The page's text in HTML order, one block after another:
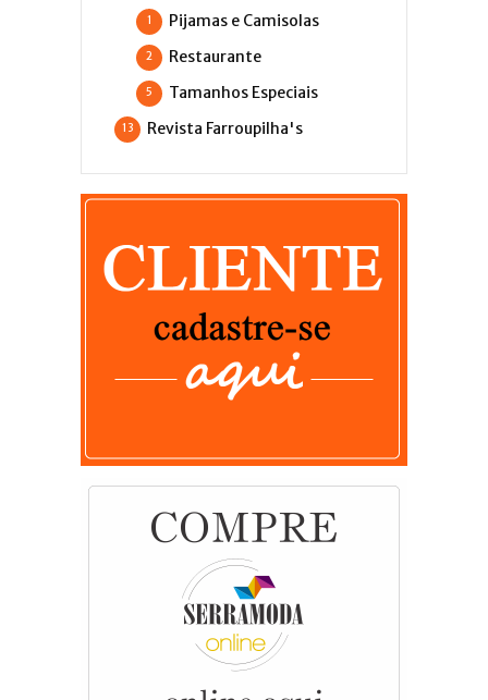
Pijamas e Camisolas
1
Restaurante
2
Tamanhos Especiais
5
Revista Farroupilha's
13